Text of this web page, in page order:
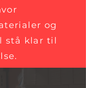
og
stå klar til